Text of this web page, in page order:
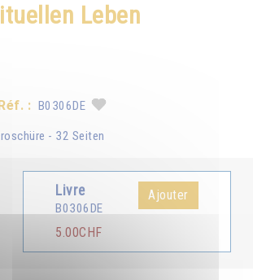
Leben
Réf. : B0306DE
- 32 Seiten
Livre
B0306DE
5.00CHF
Ajouter